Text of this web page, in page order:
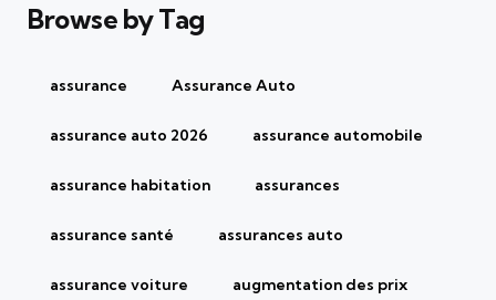
Browse by Tag
assurance Assurance Auto
assurance auto 2026 assurance automobile
assurance habitation assurances
assurance santé assurances auto
assurance voiture augmentation des prix